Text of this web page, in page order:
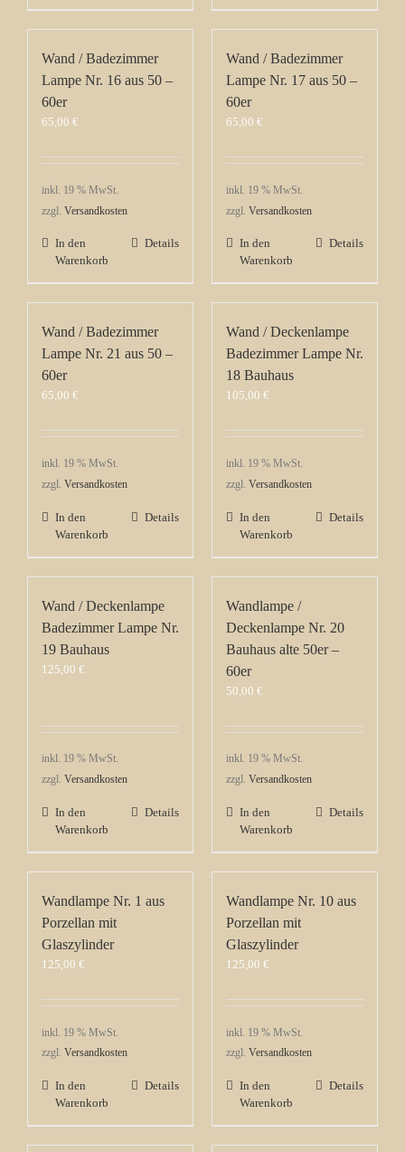
Wand / Badezimmer
Lampe Nr. 16 aus 50 –
60er
65,00 €
inkl. 19 % MwSt.
zzgl. Versandkosten
In den
Warenkorb
Details
Wand / Badezimmer
Lampe Nr. 17 aus 50 –
60er
65,00 €
inkl. 19 % MwSt.
zzgl. Versandkosten
In den
Warenkorb
Details
Wand / Badezimmer
Lampe Nr. 21 aus 50 –
60er
65,00 €
inkl. 19 % MwSt.
zzgl. Versandkosten
In den
Warenkorb
Details
Wand / Deckenlampe
Badezimmer Lampe Nr.
18 Bauhaus
105,00 €
inkl. 19 % MwSt.
zzgl. Versandkosten
In den
Warenkorb
Details
Wand / Deckenlampe
Badezimmer Lampe Nr.
19 Bauhaus
125,00 €
inkl. 19 % MwSt.
zzgl. Versandkosten
In den
Warenkorb
Details
Wandlampe /
Deckenlampe Nr. 20
Bauhaus alte 50er –
60er
50,00 €
inkl. 19 % MwSt.
zzgl. Versandkosten
In den
Warenkorb
Details
Wandlampe Nr. 1 aus
Porzellan mit
Glaszylinder
125,00 €
inkl. 19 % MwSt.
zzgl. Versandkosten
In den
Warenkorb
Details
Wandlampe Nr. 10 aus
Porzellan mit
Glaszylinder
125,00 €
inkl. 19 % MwSt.
zzgl. Versandkosten
In den
Warenkorb
Details